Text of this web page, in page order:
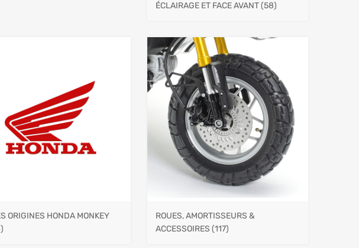
ÉCLAIRAGE ET FACE AVANT(58)
ORIGINES HONDA MONKEY
ROUES, AMORTISSEURS &
ACCESSOIRES (117)